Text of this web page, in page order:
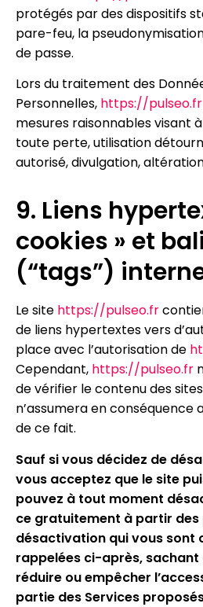
protégés par des dispositifs
pare-feu, la
de passe.
Lors du traitement des
Personnelles, https://pulseo.fr
mesures raisonnables visant
toute perte, utilisation
autorisé, divulgation,
9. Liens
cookies » et
(“tags”)
Le site https://pulseo.fr
de liens hypertextes vers
place avec l’autorisation de
Cependant, https://pulseo.fr
de vérifier le contenu des
n’assumera en conséquence
de ce fait.
Sauf si vous décidez de
vous acceptez que le site
pouvez à tout moment
ce gratuitement à partir des
désactivation qui vous sont
rappelées ci-après, sachant
réduire ou empêcher
partie des Services